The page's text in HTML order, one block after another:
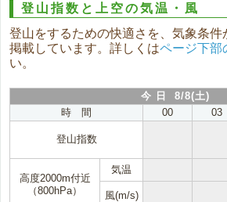
登山指数と上空の気温・風
登山をするための快適さを、気象条
掲載しています。詳しくはページ下部
い。
今 日 8/8(土)
時 間
00 03
登山指数
高度2000m付近
（800hPa）
気温
風(m/s)